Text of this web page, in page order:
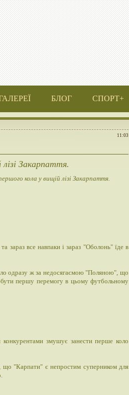
БЛОГ СПОРТ+
11:03
Закарпаття.
кола у вищій лізі Закарпаття.
зараз все навпаки і зараз "Оболонь" їде в
одразу ж за недосягаємою "Поляною", що
першу перемогу в цьому футбольному
змушує занести перше коло
що "Карпати" є непростим суперником для